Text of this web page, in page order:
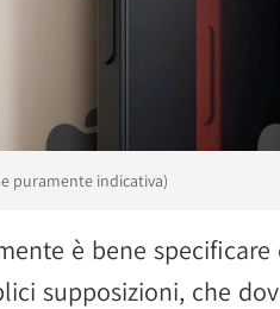
puramente indicativa)
è bene
supposizioni, che